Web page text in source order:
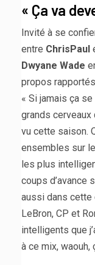
« Ça va
Invité à se
entre ChrisPaul
Dwyane Wade
propos
« Si jamais ça
grands cerveaux
vu cette saison.
ensembles sur
les plus
coups d’avance
aussi dans cette
LeBron, CP et
intelligents que
à ce mix, waouh,